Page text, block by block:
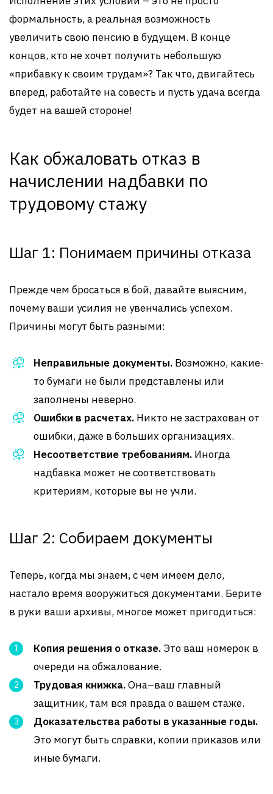
формальность, а реальная возможность
увеличить свою пенсию в будущем. В конце
концов, кто не хочет получить небольшую
«прибавку к своим трудам»? Так что, двигайтесь
вперед, работайте на совесть и пусть удача всегда
будет на вашей стороне!
Как обжаловать отказ в
начислении надбавки по
трудовому стажу
Шаг 1: Понимаем причины отказа
Прежде чем бросаться в бой, давайте выясним,
почему ваши усилия не увенчались успехом.
Причины могут быть разными:
Неправильные документы. Возможно, какие-
то бумаги не были представлены или
заполнены неверно.
Ошибки в расчетах. Никто не застрахован от
ошибки, даже в больших организациях.
Несоответствие требованиям. Иногда
надбавка может не соответствовать
критериям, которые вы не учли.
Шаг 2: Собираем документы
Теперь, когда мы знаем, с чем имеем дело,
настало время вооружиться документами. Берите
в руки ваши архивы, многое может пригодиться:
Копия решения о отказе. Это ваш номерок в
очереди на обжалование.
Трудовая книжка.Она–ваш главный
защитник, там вся правда о вашем стаже.
Доказательства работы в указанные годы.
Это могут быть справки, копии приказов или
иные бумаги.